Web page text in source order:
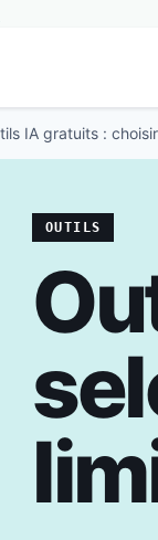
IA gratuits :
OUTILS